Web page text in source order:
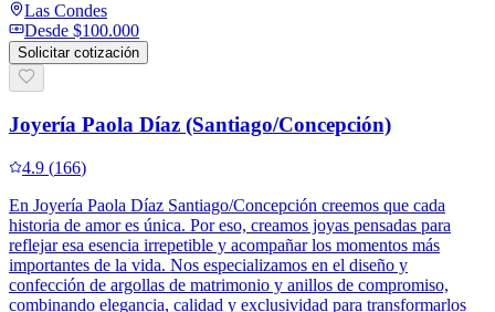
Las Condes
Desde $100.000
Solicitar cotización
Joyería Paola Díaz (Santiago/Concepción)
4.9 (166)
En Joyería Paola Díaz Santiago/Concepción creemos que cada
historia de amor es única. Por eso, creamos joyas pensadas para
reflejar esa esencia irrepetible y acompañar los momentos más
importantes de la vida. Nos especializamos en el diseño y
confección de argollas de matrimonio y anillos de compromiso,
combinando elegancia, calidad y exclusividad para transformarlos